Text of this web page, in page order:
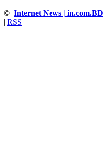
© Internet News | in.com.BD
| RSS